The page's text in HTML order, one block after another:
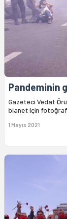
Pandeminin
Gazeteci Vedat
bianet için
1 Mayıs 2021